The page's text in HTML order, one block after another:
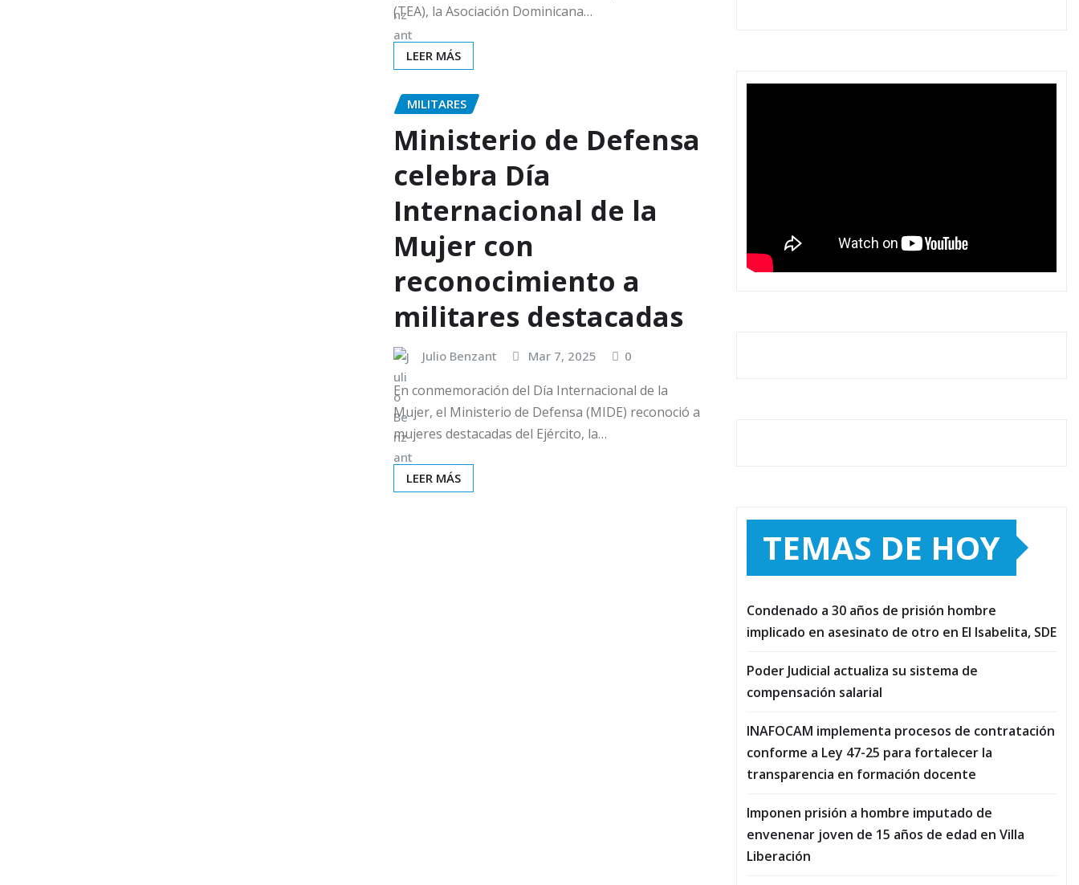
(TEA), la Asociación Dominicana…
LEER MÁS
MILITARES
Ministerio de Defensa
celebra Día
Internacional de la
Mujer con
reconocimiento a
militares destacadas
Julio Benzant Mar 7, 2025 0
En conmemoración del Día Internacional de la
Mujer, el Ministerio de Defensa (MIDE) reconoció a
mujeres destacadas del Ejército, la…
LEER MÁS
TEMAS DE HOY
Condenado a 30 años de prisión hombre
implicado en asesinato de otro en El Isabelita, SDE
Poder Judicial actualiza su sistema de
compensación salarial
INAFOCAM implementa procesos de contratación
conforme a Ley 47-25 para fortalecer la
transparencia en formación docente
Imponen prisión a hombre imputado de
envenenar joven de 15 años de edad en Villa
Liberación